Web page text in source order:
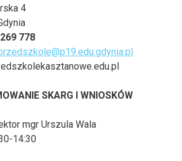
4
778
SKARG I WNIOSKÓW
mgr Urszula Wala
14:30